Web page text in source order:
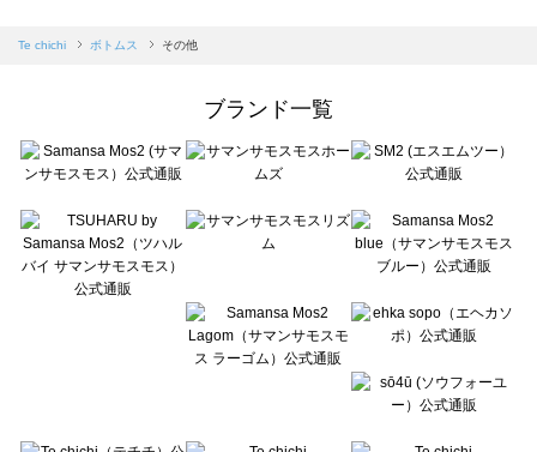
Samansa Mos2 blue（サマンサモスモス ブルー）のボトムス一覧
sō4ū（ソウフォーユー）のボトムス一覧
Te chichi（テチチ）のボトムス一覧
Te chichi CLASSIC（テチチ クラシック）のボトムス一覧
Lugnoncure（ルノンキュール）のボトムス一覧
BETTY'S BLUE（べティーズブルー）のボトムス一覧
Wpc.（ワールドパーティー）のボトムス一覧
Te chichi ボトムス その他
ブランド一覧